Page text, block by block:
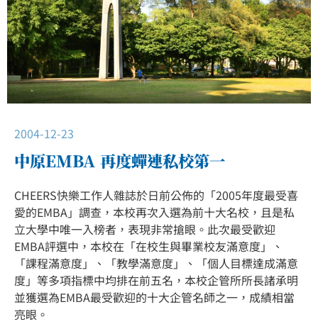
2004-12-23
中原EMBA 再度蟬連私校第一
CHEERS快樂工作人雜誌於日前公佈的「2005年度最受喜
愛的EMBA」調查，本校再次入選為前十大名校，且是私
立大學中唯一入榜者，表現非常搶眼。此次最受歡迎
EMBA評選中，本校在「在校生與畢業校友滿意度」、
「課程滿意度」、「教學滿意度」、「個人目標達成滿意
度」等多項指標中均排在前五名，本校企管所所長諸承明
並獲選為EMBA最受歡迎的十大企管名師之一，成績相當
亮眼。